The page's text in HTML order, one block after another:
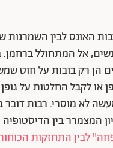
האונס לבין השמרנות
אל המתחולל ברחמן.
הן רק בובות על חוט
או לקבל החלטות על
לא מוסרי. רבות דובר
המצמרר בין הדיסטופיה
לבין התחזקות